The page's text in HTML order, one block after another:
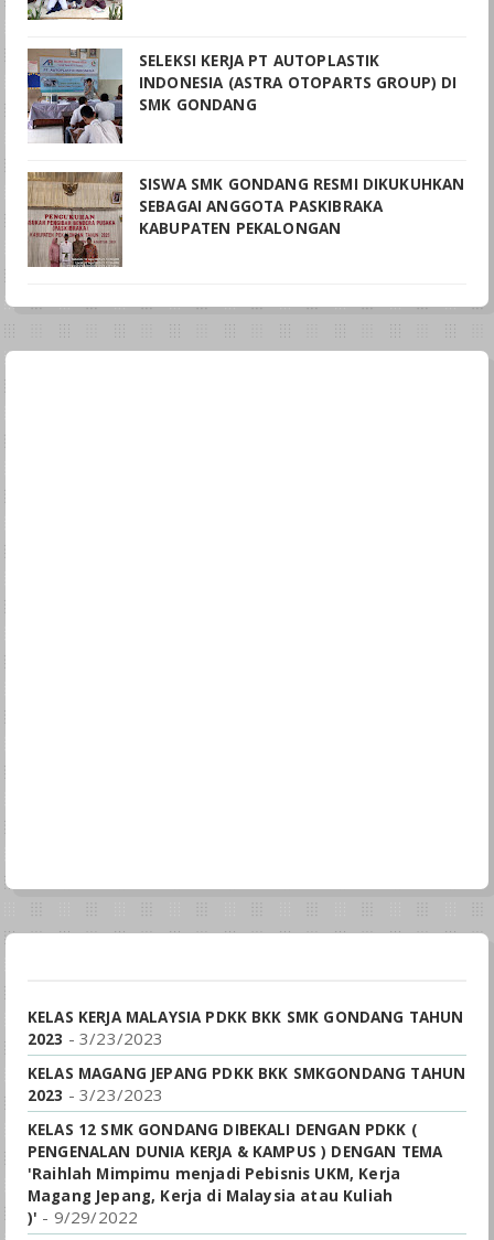
SELEKSI KERJA PT AUTOPLASTIK
INDONESIA (ASTRA OTOPARTS GROUP) DI
SMK GONDANG
SISWA SMK GONDANG RESMI DIKUKUHKAN
SEBAGAI ANGGOTA PASKIBRAKA
KABUPATEN PEKALONGAN
KELAS KERJA MALAYSIA PDKK BKK SMK GONDANG TAHUN
2023 - 3/23/2023
KELAS MAGANG JEPANG PDKK BKK SMKGONDANG TAHUN
2023 - 3/23/2023
KELAS 12 SMK GONDANG DIBEKALI DENGAN PDKK (
PENGENALAN DUNIA KERJA & KAMPUS ) DENGAN TEMA
'Raihlah Mimpimu menjadi Pebisnis UKM, Kerja
Magang Jepang, Kerja di Malaysia atau Kuliah
)' - 9/29/2022